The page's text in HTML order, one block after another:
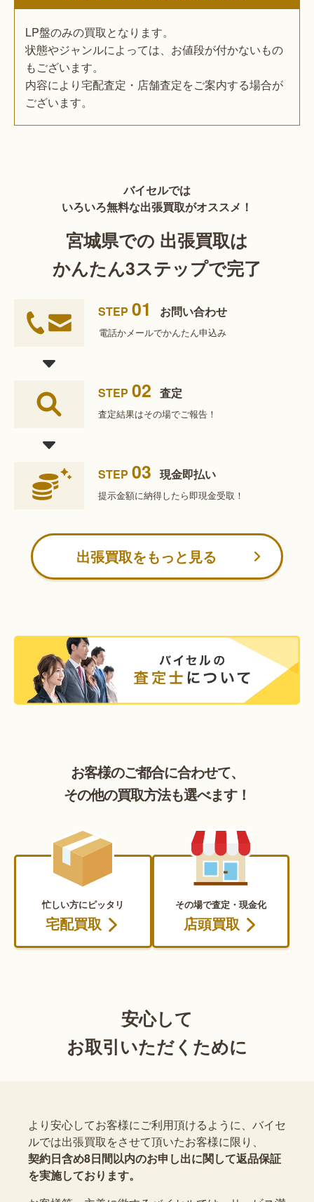
LP盤のみの買取となります。
状態やジャンルによっては、お値段が付かないもの
もございます。
内容により宅配査定・店舗査定をご案内する場合が
ございます。
バイセルでは
いろいろ無料な出張買取がオススメ！
宮城県での 出張買取は
かんたん3ステップで完了
STEP 01 お問い合わせ
電話かメールでかんたん申込み
STEP 02 査定
査定結果はその場でご報告！
STEP 03 現金即払い
提示金額に納得したら即現金受取！
出張買取をもっと見る
お客様のご都合に合わせて、
その他の買取方法も選べます！
忙しい方にピッタリ
宅配買取
その場で査定・現金化
店頭買取
安心して
お取引いただくために
より安心してお客様にご利用頂けるように、バイセ
ルでは出張買取をさせて頂いたお客様に限り、
契約日含め8日間以内のお申し出に関して返品保証
を実施しております。